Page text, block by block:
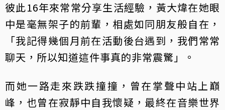
彼此16年來常常分享生活經驗，黃大煒在她眼
中是毫無架子的前輩，相處如同朋友般自在，
「我記得幾個月前在活動後台遇到，我們常常
聊天，所以知道這件事真的非常震驚」。
而她一路走來跌跌撞撞，曾在掌聲中站上巔
峰，也曾在寂靜中自我懷疑，最終在音樂世界